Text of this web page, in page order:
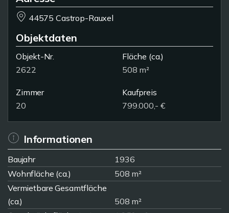
44575 Castrop-Rauxel
Objektdaten
Objekt-Nr.
2622
Fläche (ca.)
508 m²
Zimmer
20
Kaufpreis
799.000,- €
Informationen
Baujahr
1936
Wohnfläche (ca.)
508 m²
Vermietbare Gesamtfläche
(ca.)
508 m²